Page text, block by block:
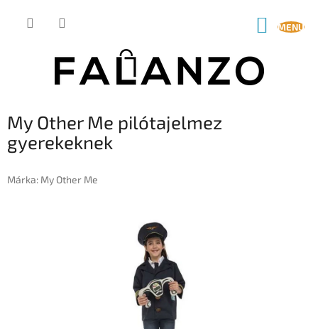
KOSÁR
My Other Me pilótajelmez
gyerekeknek
Márka: My Other Me